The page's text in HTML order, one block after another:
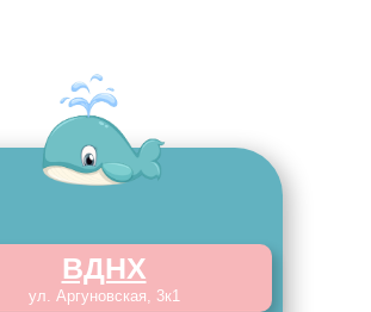
ВДНХ
ул. Аргуновская, 3к1